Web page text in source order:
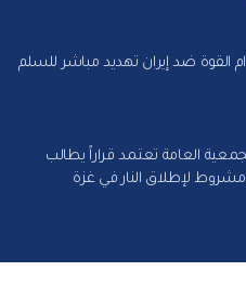
القوة ضد إيران تهديد مباشر للسلم
العامة تعتمد قراراً يطالب
لإطلاق النار في غزة